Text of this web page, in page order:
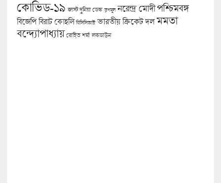
কোভিড-১৯ জাস্ট দুনিয়া ডেস্ক তৃণমূল নরেন্দ্র মোদী পশ্চিমবঙ্গ
বিজেপি বিরাট কোহলি বিসিসিআই ভারতীয় ক্রিকেট দল মমতা
বন্দ্যোপাধ্যায় রোহিত শর্মা লকডাউন